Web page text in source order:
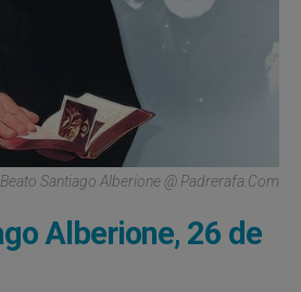
Beato Santiago Alberione @ Padrerafa.com
Alberione, 26 de